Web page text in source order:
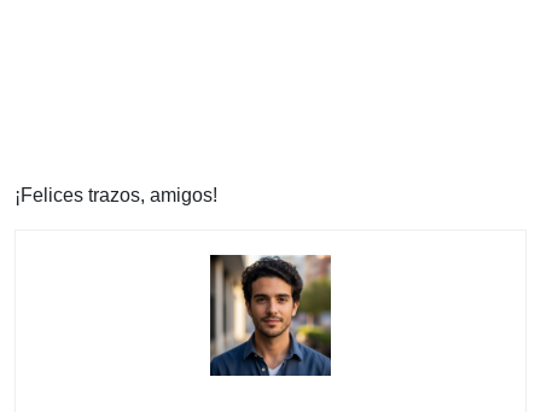
¡Felices trazos, amigos!